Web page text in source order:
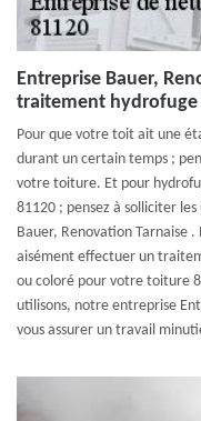
Entreprise Bauer,
traitement
Pour que votre toit ait une
durant un certain temps ;
votre toiture. Et pour
81120 ; pensez à solliciter
Bauer, Renovation Tarnaise
aisément effectuer un
ou coloré pour votre toiture
utilisons, notre entreprise
vous assurer un travail